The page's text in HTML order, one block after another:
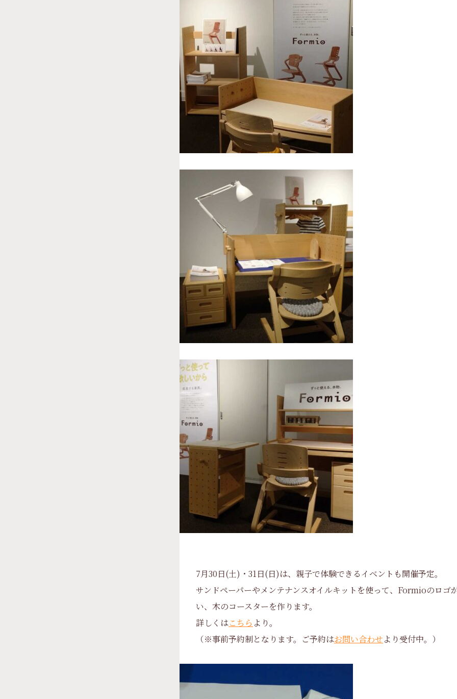
7月30日(土)・31日(日)は、親子で体験できるイベントも開催予定。
サンドペーパーやメンテナンスオイルキットを使って、Formioのロゴ
い、木のコースターを作ります。
詳しくはこちら より。
（※事前予約制となります。ご予約はお問い合わせより受付中。）